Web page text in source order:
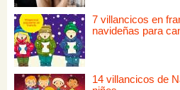
7 villancicos en
navideñas para
14 villancicos de